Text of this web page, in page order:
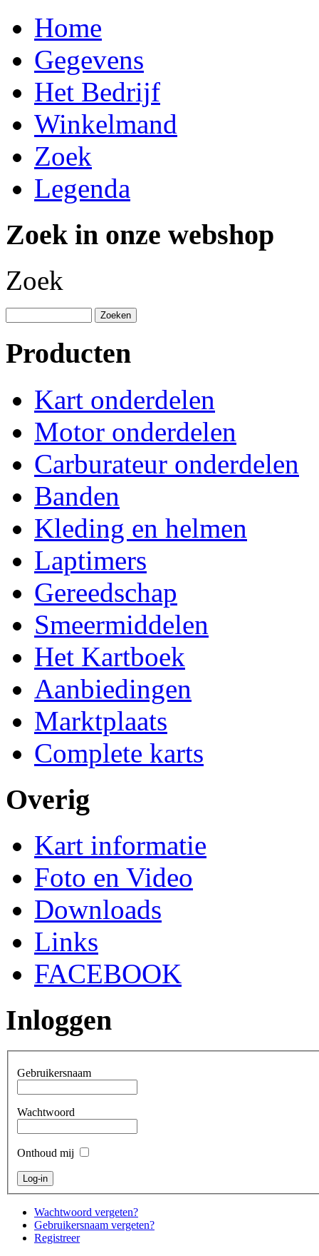
Home
Gegevens
Het Bedrijf
Winkelmand
Zoek
Legenda
Zoek in onze webshop
Zoek
Producten
Kart onderdelen
Motor onderdelen
Carburateur onderdelen
Banden
Kleding en helmen
Laptimers
Gereedschap
Smeermiddelen
Het Kartboek
Aanbiedingen
Marktplaats
Complete karts
Overig
Kart informatie
Foto en Video
Downloads
Links
FACEBOOK
Inloggen
Gebruikersnaam
Wachtwoord
Onthoud mij
Wachtwoord vergeten?
Gebruikersnaam vergeten?
Registreer